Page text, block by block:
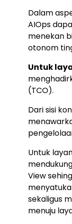
Dalam
AIOps
menekan
otonom
Untuk
(TCO).
Dari sisi
Untuk
View
sekaligus
menuju